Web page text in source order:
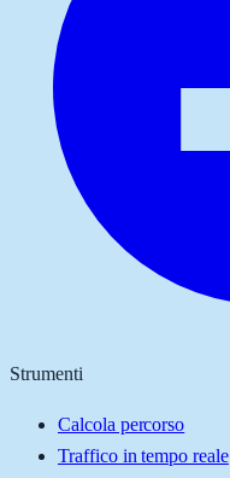
Strumenti
Calcola percorso
Traffico in tempo reale